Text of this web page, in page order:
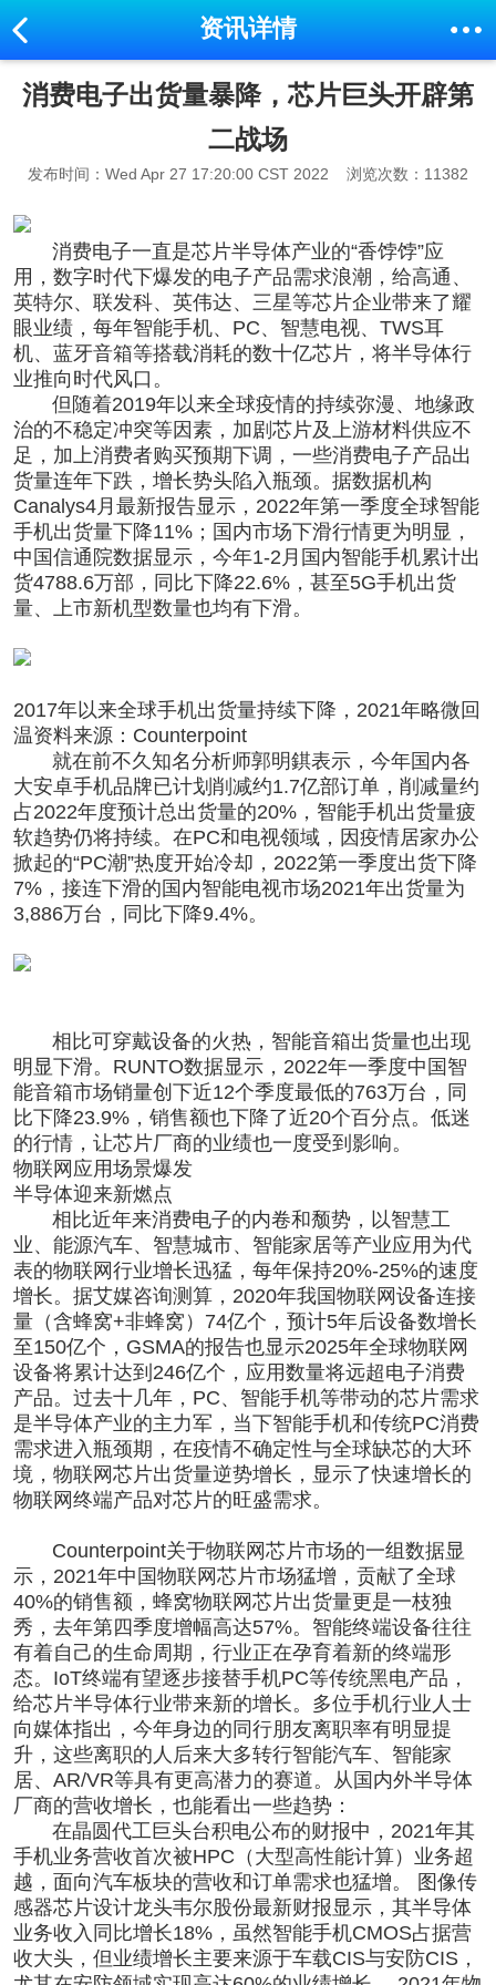
资讯详情
消费电子出货量暴降，芯片巨头开辟第
二战场
发布时间：Wed Apr 27 17:20:00 CST 2022 浏览次数：11382
消费电子一直是芯片半导体产业的“香饽饽”应
用，数字时代下爆发的电子产品需求浪潮，给高通、
英特尔、联发科、英伟达、三星等芯片企业带来了耀
眼业绩，每年智能手机、PC、智慧电视、TWS耳
机、蓝牙音箱等搭载消耗的数十亿芯片，将半导体行
业推向时代风口。
但随着2019年以来全球疫情的持续弥漫、地缘政
治的不稳定冲突等因素，加剧芯片及上游材料供应不
足，加上消费者购买预期下调，一些消费电子产品出
货量连年下跌，增长势头陷入瓶颈。据数据机构
Canalys4月最新报告显示，2022年第一季度全球智能
手机出货量下降11%；国内市场下滑行情更为明显，
中国信通院数据显示，今年1-2月国内智能手机累计出
货4788.6万部，同比下降22.6%，甚至5G手机出货
量、上市新机型数量也均有下滑。
2017年以来全球手机出货量持续下降，2021年略微回
温资料来源：Counterpoint
就在前不久知名分析师郭明錤表示，今年国内各
大安卓手机品牌已计划削减约1.7亿部订单，削减量约
占2022年度预计总出货量的20%，智能手机出货量疲
软趋势仍将持续。在PC和电视领域，因疫情居家办公
掀起的“PC潮”热度开始冷却，2022第一季度出货下降
7%，接连下滑的国内智能电视市场2021年出货量为
3,886万台，同比下降9.4%。
相比可穿戴设备的火热，智能音箱出货量也出现
明显下滑。RUNTO数据显示，2022年一季度中国智
能音箱市场销量创下近12个季度最低的763万台，同
比下降23.9%，销售额也下降了近20个百分点。低迷
的行情，让芯片厂商的业绩也一度受到影响。
物联网应用场景爆发
半导体迎来新燃点
相比近年来消费电子的内卷和颓势，以智慧工
业、能源汽车、智慧城市、智能家居等产业应用为代
表的物联网行业增长迅猛，每年保持20%-25%的速度
增长。据艾媒咨询测算，2020年我国物联网设备连接
量（含蜂窝+非蜂窝）74亿个，预计5年后设备数增长
至150亿个，GSMA的报告也显示2025年全球物联网
设备将累计达到246亿个，应用数量将远超电子消费
产品。过去十几年，PC、智能手机等带动的芯片需求
是半导体产业的主力军，当下智能手机和传统PC消费
需求进入瓶颈期，在疫情不确定性与全球缺芯的大环
境，物联网芯片出货量逆势增长，显示了快速增长的
物联网终端产品对芯片的旺盛需求。
Counterpoint关于物联网芯片市场的一组数据显
示，2021年中国物联网芯片市场猛增，贡献了全球
40%的销售额，蜂窝物联网芯片出货量更是一枝独
秀，去年第四季度增幅高达57%。智能终端设备往往
有着自己的生命周期，行业正在孕育着新的终端形
态。IoT终端有望逐步接替手机PC等传统黑电产品，
给芯片半导体行业带来新的增长。多位手机行业人士
向媒体指出，今年身边的同行朋友离职率有明显提
升，这些离职的人后来大多转行智能汽车、智能家
居、AR/VR等具有更高潜力的赛道。从国内外半导体
厂商的营收增长，也能看出一些趋势：
在晶圆代工巨头台积电公布的财报中，2021年其
手机业务营收首次被HPC（大型高性能计算）业务超
越，面向汽车板块的营收和订单需求也猛增。 图像传
感器芯片设计龙头韦尔股份最新财报显示，其半导体
业务收入同比增长18%，虽然智能手机CMOS占据营
收大头，但业绩增长主要来源于车载CIS与安防CIS，